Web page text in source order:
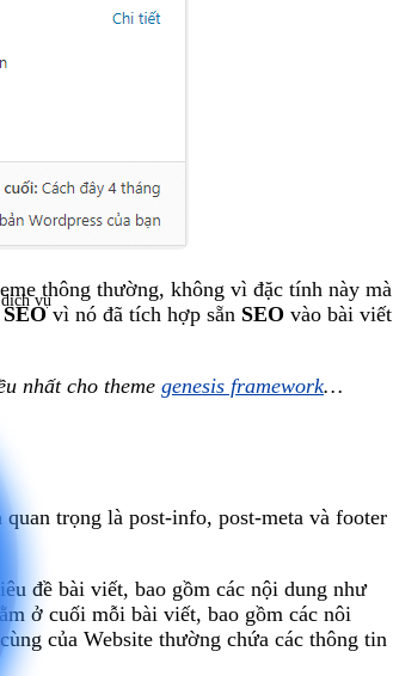
vụthông thường, không vì đặc tính này mà
SEOvì nó đã tích hợp sẵn SEO vào bài viết
nhất cho theme genesis framework…
trọng là post-info, post-meta và footer
đề bài viết, bao gồm các nội dung như
ở cuối mỗi bài viết, bao gồm các nôi
của Website thường chứa các thông tin